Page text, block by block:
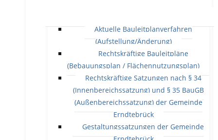
Aktuelle Bauleitplanverfahren
(Aufstellung/Änderung)
Rechtskräftige Bauleitpläne
(Bebauungsplan / Flächennutzungsplan)
Rechtskräftige Satzungen nach § 34
(Innenbereichssatzung) und § 35 BauGB
(Außenbereichssatzung) der Gemeinde
Erndtebrück
Gestaltungssatzungen der Gemeinde